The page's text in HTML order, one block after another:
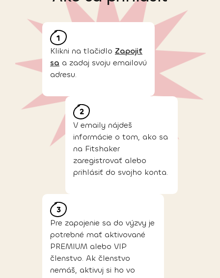
Klikni na tlačidlo Zapojiť
sa a zadaj svoju emailovú
adresu.
V emaily nájdeš
informácie o tom, ako sa
na Fitshaker
zaregistrovať alebo
prihlásiť do svojho konta.
Pre zapojenie sa do výzvy je
potrebné mať aktivované
PREMIUM alebo VIP
členstvo. Ak členstvo
nemáš, aktivuj si ho vo